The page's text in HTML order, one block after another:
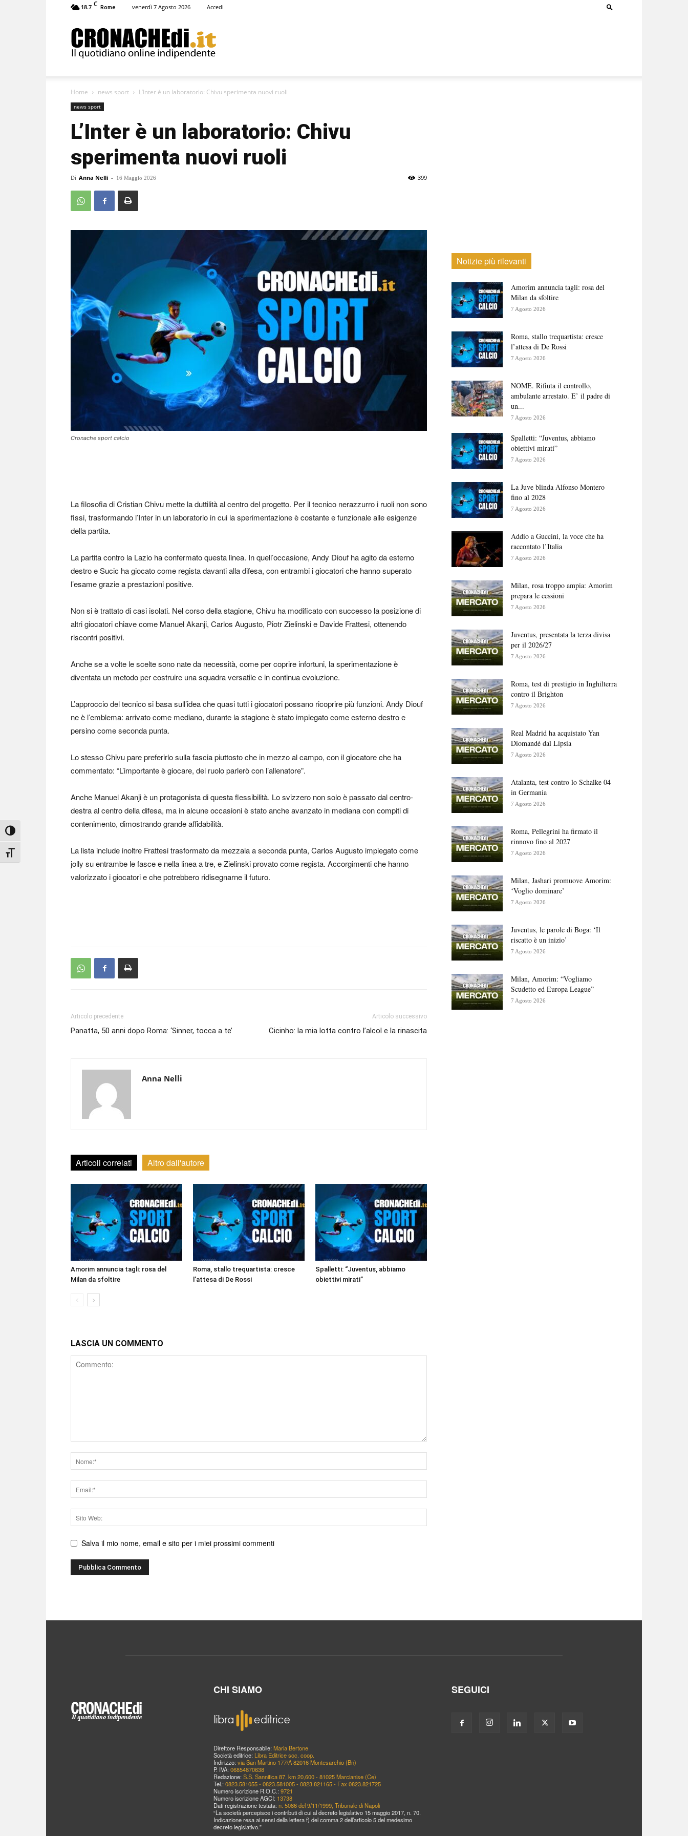
Attiva/disattiva alto contrasto
Attiva/disattiva dimensione testo
18.7 C Rome venerdì 7 Agosto 2026 Accedi
Home news sport L’Inter è un laboratorio: Chivu sperimenta nuovi ruoli
news sport
L’Inter è un laboratorio: Chivu
sperimenta nuovi ruoli
Di Anna Nelli - 16 Maggio 2026 399
Cronache sport calcio
La filosofia di Cristian Chivu mette la duttilità al centro del progetto. Per il tecnico nerazzurro i ruoli non sono
fissi, trasformando l’Inter in un laboratorio in cui la sperimentazione è costante e funzionale alle esigenze
della partita.
La partita contro la Lazio ha confermato questa linea. In quell’occasione, Andy Diouf ha agito da esterno
destro e Sucic ha giocato come regista davanti alla difesa, con entrambi i giocatori che hanno superato
l’esame grazie a prestazioni positive.
Non si è trattato di casi isolati. Nel corso della stagione, Chivu ha modificato con successo la posizione di
altri giocatori chiave come Manuel Akanji, Carlos Augusto, Piotr Zielinski e Davide Frattesi, ottenendo
riscontri positivi.
Anche se a volte le scelte sono nate da necessità, come per coprire infortuni, la sperimentazione è
diventata un metodo per costruire una squadra versatile e in continua evoluzione.
L’approccio del tecnico si basa sull’idea che quasi tutti i giocatori possano ricoprire più funzioni. Andy Diouf
ne è l’emblema: arrivato come mediano, durante la stagione è stato impiegato come esterno destro e
persino come seconda punta.
Lo stesso Chivu pare preferirlo sulla fascia piuttosto che in mezzo al campo, con il giocatore che ha
commentato: “L’importante è giocare, del ruolo parlerò con l’allenatore”.
Anche Manuel Akanji è un protagonista di questa flessibilità. Lo svizzero non solo è passato dal centro-
destra al centro della difesa, ma in alcune occasioni è stato anche avanzato in mediana con compiti di
contenimento, dimostrando grande affidabilità.
La lista include inoltre Frattesi trasformato da mezzala a seconda punta, Carlos Augusto impiegato come
jolly su entrambe le fasce e nella linea a tre, e Zielinski provato come regista. Accorgimenti che hanno
valorizzato i giocatori e che potrebbero ridisegnarne il futuro.
Articolo precedente
Panatta, 50 anni dopo Roma: ‘Sinner, tocca a te’
Articolo successivo
Cicinho: la mia lotta contro l’alcol e la rinascita
Anna Nelli
Articoli correlati Altro dall'autore
Amorim annuncia tagli: rosa del
Milan da sfoltire
Roma, stallo trequartista: cresce
l’attesa di De Rossi
Spalletti: “Juventus, abbiamo
obiettivi mirati”
LASCIA UN COMMENTO
Comment
Nome
Email
Sito
web
Salva il mio nome, email e sito per i miei prossimi commenti
Notizie più rilevanti
Amorim annuncia tagli: rosa del
Milan da sfoltire
7 Agosto 2026
Roma, stallo trequartista: cresce
l’attesa di De Rossi
7 Agosto 2026
NOME. Rifiuta il controllo,
ambulante arrestato. E’ il padre di
un...
7 Agosto 2026
Spalletti: “Juventus, abbiamo
obiettivi mirati”
7 Agosto 2026
La Juve blinda Alfonso Montero
fino al 2028
7 Agosto 2026
Addio a Guccini, la voce che ha
raccontato l’Italia
7 Agosto 2026
Milan, rosa troppo ampia: Amorim
prepara le cessioni
7 Agosto 2026
Juventus, presentata la terza divisa
per il 2026/27
7 Agosto 2026
Roma, test di prestigio in Inghilterra
contro il Brighton
7 Agosto 2026
Real Madrid ha acquistato Yan
Diomandé dal Lipsia
7 Agosto 2026
Atalanta, test contro lo Schalke 04
in Germania
7 Agosto 2026
Roma, Pellegrini ha firmato il
rinnovo fino al 2027
7 Agosto 2026
Milan, Jashari promuove Amorim:
‘Voglio dominare’
7 Agosto 2026
Juventus, le parole di Boga: ‘Il
riscatto è un inizio’
7 Agosto 2026
Milan, Amorim: “Vogliamo
Scudetto ed Europa League”
7 Agosto 2026
CHI SIAMO
Direttore Responsabile: Maria Bertone
Società editrice: Libra Editrice soc. coop.
Indirizzo: via San Martino 177/A 82016 Montesarchio (Bn)
P. IVA: 06854870638
Redazione: S.S. Sannitica 87, km 20,600 - 81025 Marcianise (Ce)
Tel.: 0823.581055 - 0823.581005 - 0823.821165 - Fax 0823.821725
Numero iscrizione R.O.C.: 9721
Numero iscrizione AGCI: 13738
Dati registrazione testata: n. 5086 del 9/11/1999, Tribunale di Napoli
“La società percepisce i contributi di cui al decreto legislativo 15 maggio 2017, n. 70.
Indicazione resa ai sensi della lettera f) del comma 2 dell’articolo 5 del medesimo
decreto legislativo.”
SEGUICI